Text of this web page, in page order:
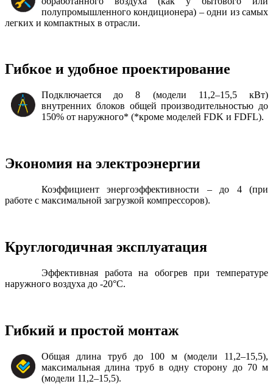
полупромышленного кондиционера) – одни из самых
легких и компактных в отрасли.
Гибкое и удобное проектирование
Подключается до 8 (модели 11,2–15,5 кВт)
внутренних блоков общей производительностью до
150% от наружного* (*кроме моделей FDK и FDFL).
Экономия на электроэнергии
Коэффициент энергоэффективности – до 4 (при
работе с максимальной загрузкой компрессоров).
Круглогодичная эксплуатация
Эффективная работа на обогрев при температуре
наружного воздуха до -20°С.
Гибкий и простой монтаж
Общая длина труб до 100 м (модели 11,2–15,5),
максимальная длина труб в одну сторону до 70 м
(модели 11,2–15,5).